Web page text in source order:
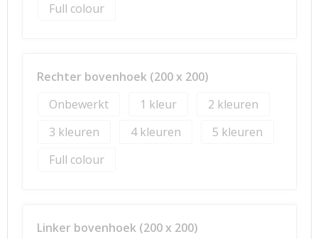
Full colour
Rechter bovenhoek (200 x 200)
Onbewerkt
1
2
3
4
5
Full colour
Linker bovenhoek (200 x 200)